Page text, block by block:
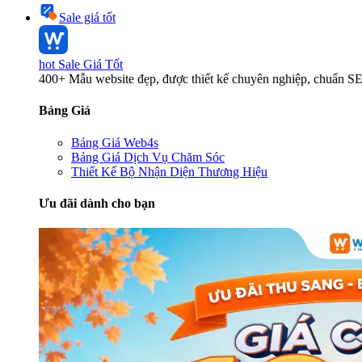
Sale giá tốt
hot Sale Giá Tốt
400+ Mẫu website đẹp, được thiết kế chuyên nghiệp, chuẩn
Bảng Giá
Bảng Giá Web4s
Bảng Giá Dịch Vụ Chăm Sóc
Thiết Kế Bộ Nhận Diện Thương Hiệu
Ưu đãi dành cho bạn